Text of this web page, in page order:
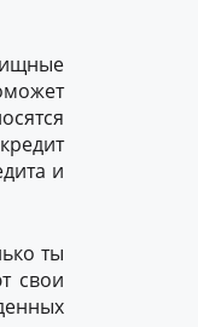
и
ты
свои